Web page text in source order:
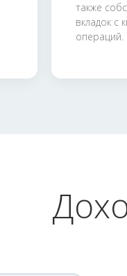
также
вкладок с
операций.